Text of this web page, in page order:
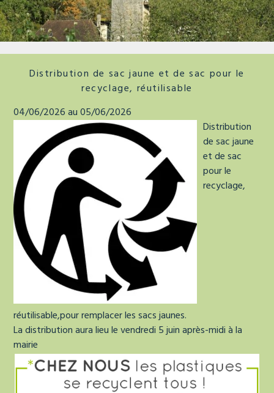
Distribution de sac jaune et de sac pour le
recyclage, réutilisable
04/06/2026 au 05/06/2026
Distribution
de sac jaune
et de sac
pour le
recyclage,
réutilisable,pour remplacer les sacs jaunes.
La distribution aura lieu le vendredi 5 juin après-midi à la
mairie